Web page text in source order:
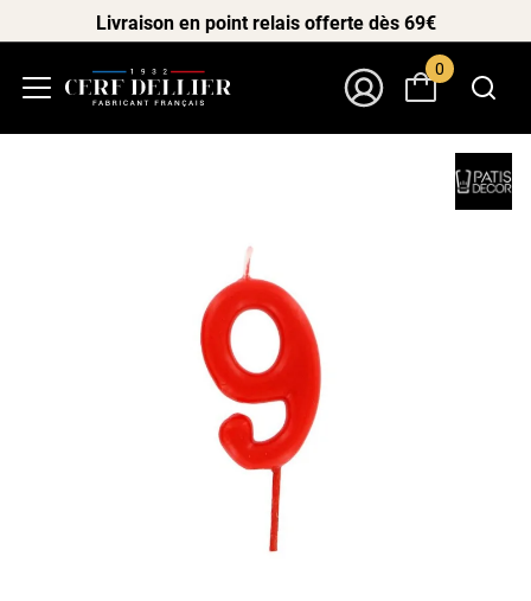
Livraison en point relais offerte dès 69€
0